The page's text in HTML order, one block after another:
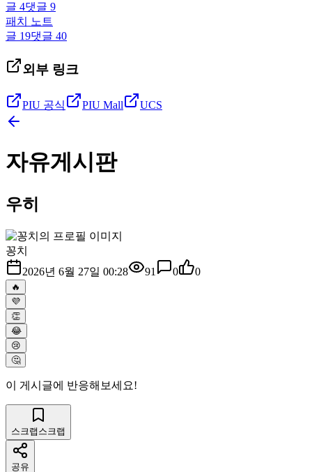
글 4댓글 9
패치 노트
글 19댓글 40
외부 링크
PIU 공식 PIU Mall UCS
자유게시판
우히
꽁치
2026년 6월 27일 00:28
91 0 0
🔥
💜
👏
😂
😢
🤔
이 게시글에 반응해보세요!
스크랩 스크랩
공유